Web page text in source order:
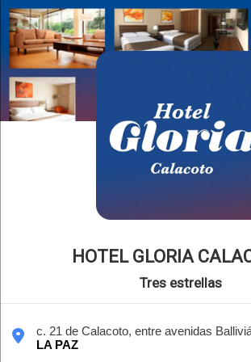
HOTEL GLORIA
Tres estrellas
c. 21 de Calacoto, entre avenidas
LA PAZ